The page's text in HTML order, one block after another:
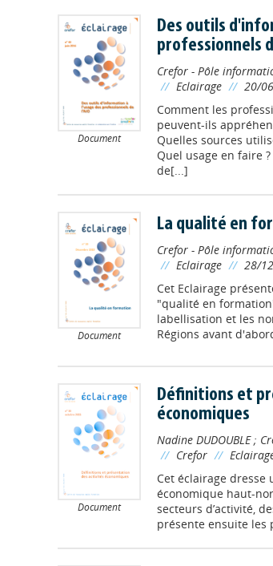
Document
Des outils
professionnels
Crefor - Pôle
// Eclairage // 20/
Comment les
peuvent-ils
Quelles sources
Quel usage en faire
de[...]
Document
La qualité en
Crefor - Pôle
// Eclairage // 28/
Cet Eclairage
"qualité en
labellisation et les
Régions avant
Document
Définitions et
économiques
Nadine DUDOUBLE;
// Crefor //
Cet éclairage dresse
économique haut-
secteurs d’activité,
présente ensuite les